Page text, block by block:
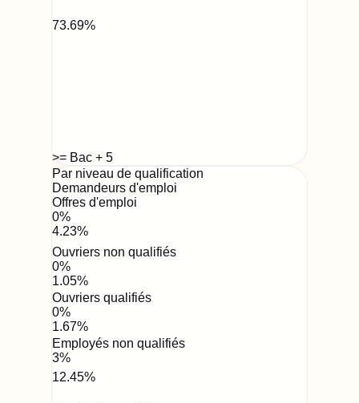
73.69%
>= Bac + 5
Par niveau de qualification
Demandeurs d'emploi
Offres d'emploi
0%
4.23%
Ouvriers non qualifiés
0%
1.05%
Ouvriers qualifiés
0%
1.67%
Employés non qualifiés
3%
12.45%